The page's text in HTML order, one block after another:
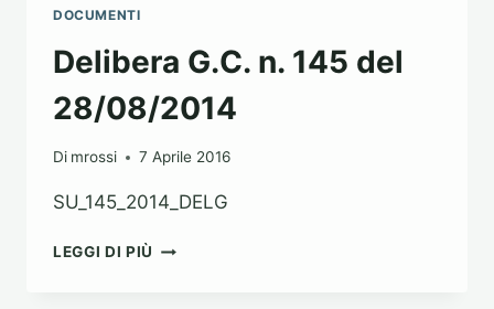
DOCUMENTI
Delibera G.C. n. 145 del
28/08/2014
Di mrossi 7 Aprile 2016
SU_145_2014_DELG
LEGGI DI PIÙ DELIBERA